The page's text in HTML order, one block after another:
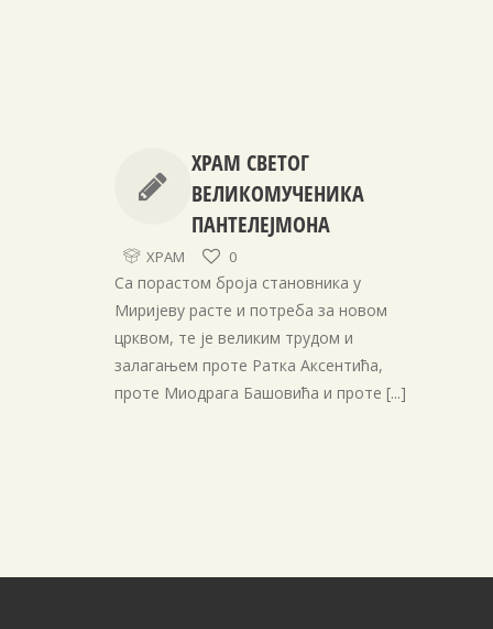
ХРАМ СВЕТОГ
ВЕЛИКОМУЧЕНИКА
ПАНТЕЛЕЈМОНА
ХРАМ 0
Са порастом броја становника у
Миријеву расте и потреба за новом
црквом, те је великим трудом и
залагањем проте Ратка Аксентића,
проте Миодрага Башовића и проте [...]